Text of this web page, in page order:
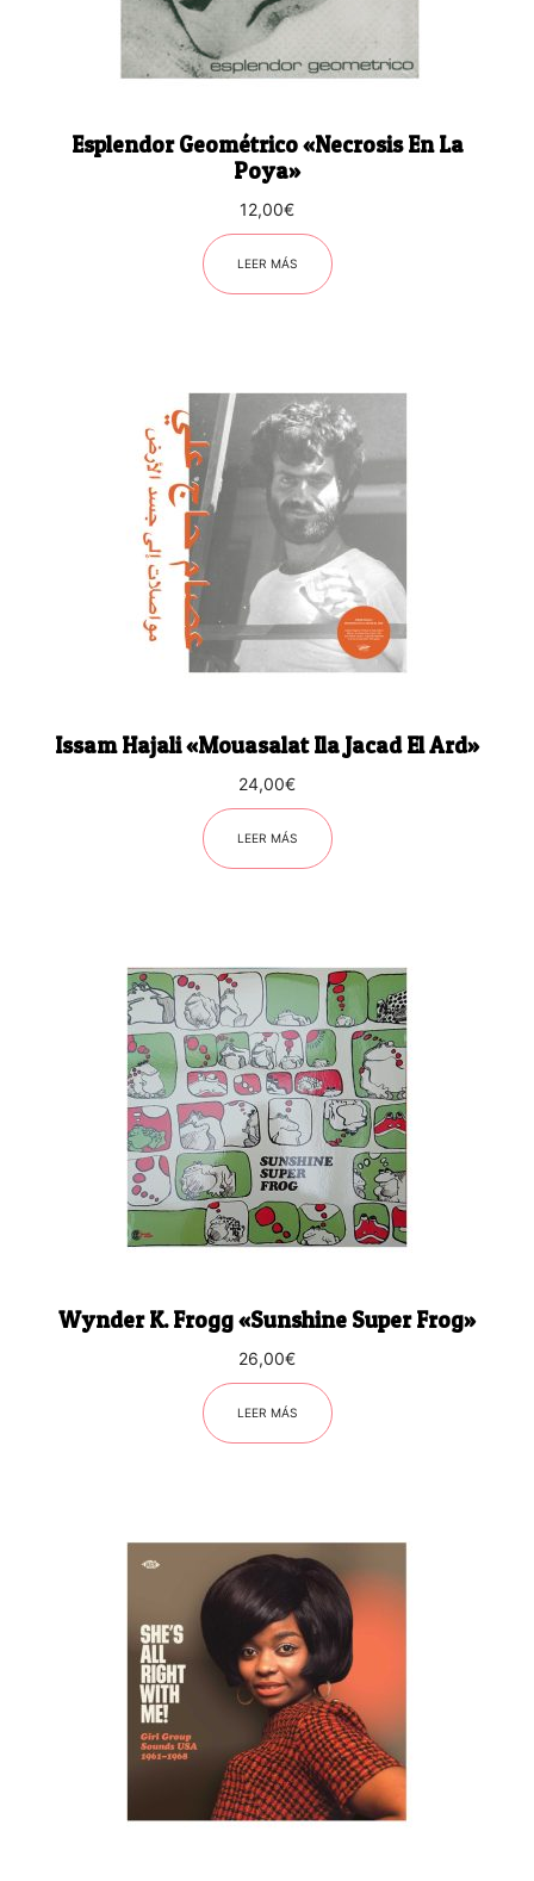
Esplendor Geométrico «Necrosis En La
Poya»
12,00€
LEER MÁS
Issam Hajali «Mouasalat Ila Jacad El Ard»
24,00€
LEER MÁS
Wynder K. Frogg «Sunshine Super Frog»
26,00€
LEER MÁS